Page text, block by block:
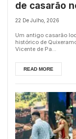
de casarão
Quixeramobim
22 De Julho, 2026
Um antigo casarão
histórico de
Vicente de Pa...
READ MORE